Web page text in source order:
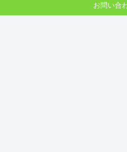
お問い合